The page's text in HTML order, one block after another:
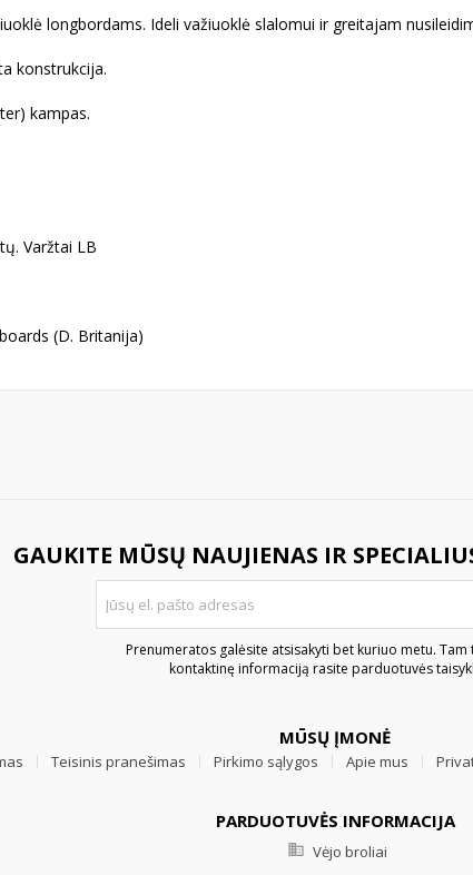
longbordams. Ideli važiuoklė slalomui ir greitajam
konstrukcija.
kampas.
Varžtai LB
(D. Britanija)
GAUKITE MŪSŲ NAUJIENAS IR
Prenumeratos galėsite atsisakyti bet kuriuo metu. Tam
kontaktinę informaciją rasite parduotuvės
MŪSŲ ĮMONĖ
Teisinis pranešimas Pirkimo sąlygos Apie mus
PARDUOTUVĖS INFORMACIJA
 Vėjo broliai